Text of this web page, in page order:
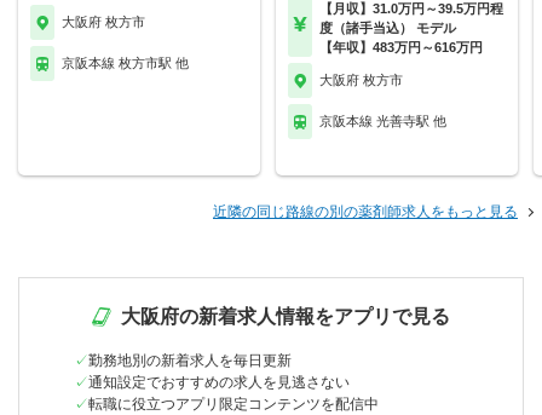
大阪府 枚方市
京阪本線 枚方市駅 他
【月収】31.0万円～39.5万円程
度（諸手当込） モデル
【年収】483万円～616万円
大阪府 枚方市
京阪本線 光善寺駅 他
近隣の同じ路線の別の薬剤師求人をもっと見る
大阪府の新着求人情報をアプリで見る
勤務地別の新着求人を毎日更新
通知設定でおすすめの求人を見逃さない
転職に役立つアプリ限定コンテンツを配信中